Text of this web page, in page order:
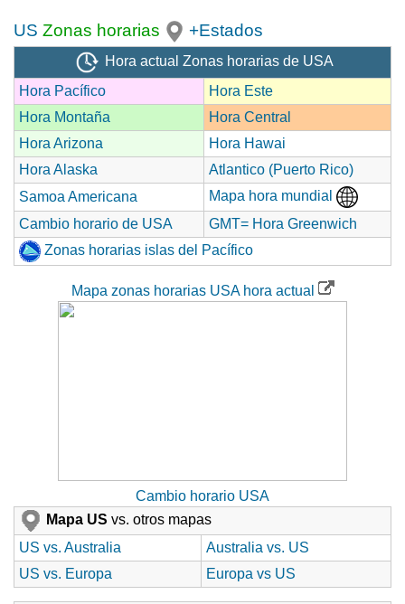
US Zonas horarias +Estados
Hora actual Zonas horarias de USA
Hora Pacífico
Hora Este
Hora Montaña
Hora Central
Hora Arizona
Hora Hawai
Hora Alaska
Atlantico (Puerto Rico)
Samoa Americana
Mapa hora mundial
Cambio horario de USA
GMT= Hora Greenwich
Zonas horarias islas del Pacífico
Mapa zonas horarias USA hora actual
Cambio horario USA
Mapa US vs. otros mapas
US vs. Australia
Australia vs. US
US vs. Europa
Europa vs US